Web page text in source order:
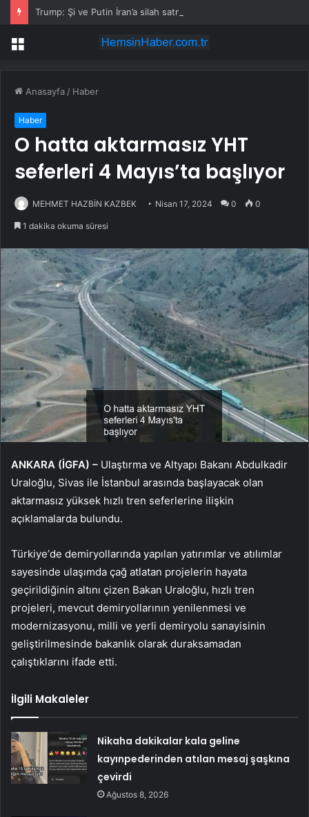
Trump: Şi ve Putin İran’a silah satmayacaklarını söyledi
Menü
Anasayfa / Haber
Haber
O hatta aktarmasız YHT
seferleri 4 Mayıs’ta başlıyor
MEHMET HAZBİN KAZBEK Nisan 17, 2024 0 0
1 dakika okuma süresi
ANKARA (İGFA) – Ulaştırma ve Altyapı Bakanı Abdulkadir
Uraloğlu, Sivas ile İstanbul arasında başlayacak olan
aktarmasız yüksek hızlı tren seferlerine ilişkin
açıklamalarda bulundu.
Türkiye’de demiryollarında yapılan yatırımlar ve atılımlar
sayesinde ulaşımda çağ atlatan projelerin hayata
geçirildiğinin altını çizen Bakan Uraloğlu, hızlı tren
projeleri, mevcut demiryollarının yenilenmesi ve
modernizasyonu, milli ve yerli demiryolu sanayisinin
geliştirilmesinde bakanlık olarak duraksamadan
çalıştıklarını ifade etti.
İlgili Makaleler
Nikaha dakikalar kala geline
kayınpederinden atılan mesaj şaşkına
çevirdi
Ağustos 8, 2026